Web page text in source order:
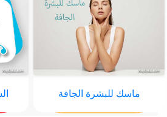
ماسك للبشرة الجافة